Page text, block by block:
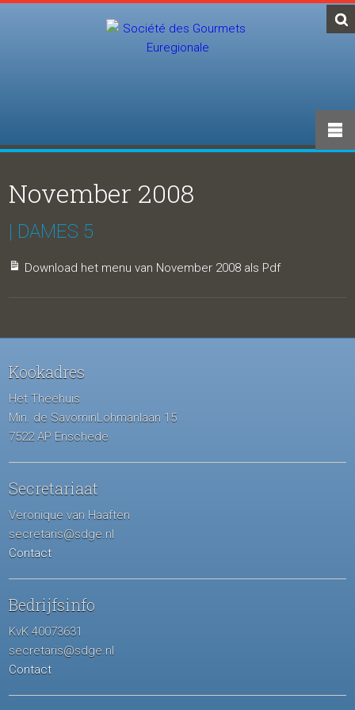
November 2008
| DAMES 5
Download het menu van November 2008 als Pdf
Kookadres
Het Theehuis
Min. de SavorninLohmanlaan 15
7522 AP Enschede
Secretariaat
Veronique van Haaften
secretaris@sdge.nl
Contact
Bedrijfsinfo
KvK 40073631
secretaris@sdge.nl
Contact